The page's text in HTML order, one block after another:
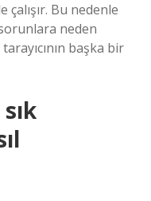
çalışır. Bu nedenle
neden
başka bir